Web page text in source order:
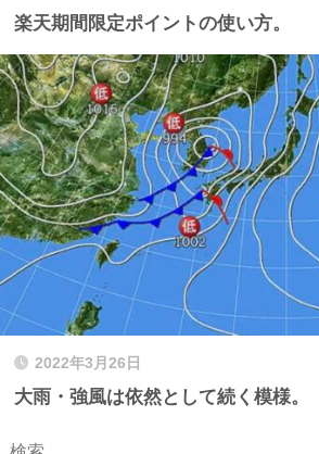
楽天期間限定ポイントの使い方。
2022年3月26日
大雨・強風は依然として続く模様。